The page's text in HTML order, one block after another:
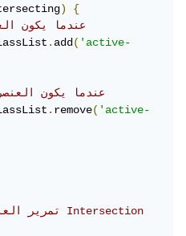
)
{
// عندما يكون
.add('active-
// عندما يكون
.remove('active-